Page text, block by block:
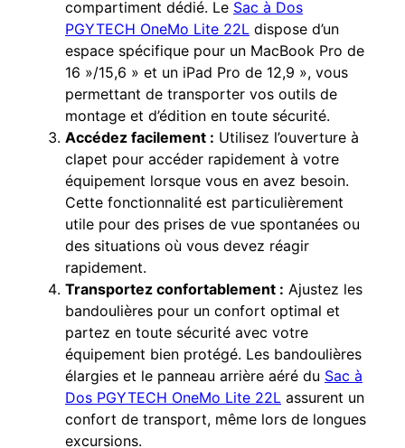
compartiment dédié. Le Sac à Dos
PGYTECH OneMo Lite 22L dispose d’un
espace spécifique pour un MacBook Pro de
16 »/15,6 » et un iPad Pro de 12,9 », vous
permettant de transporter vos outils de
montage et d’édition en toute sécurité.
Accédez facilement : Utilisez l’ouverture à
clapet pour accéder rapidement à votre
équipement lorsque vous en avez besoin.
Cette fonctionnalité est particulièrement
utile pour des prises de vue spontanées ou
des situations où vous devez réagir
rapidement.
Transportez confortablement : Ajustez les
bandoulières pour un confort optimal et
partez en toute sécurité avec votre
équipement bien protégé. Les bandoulières
élargies et le panneau arrière aéré du Sac à
Dos PGYTECH OneMo Lite 22L assurent un
confort de transport, même lors de longues
excursions.